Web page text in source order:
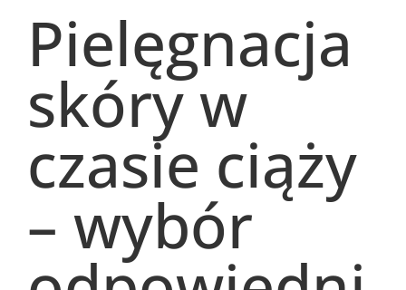
Pielęgnacja
skóry w
czasie ciąży
– wybór